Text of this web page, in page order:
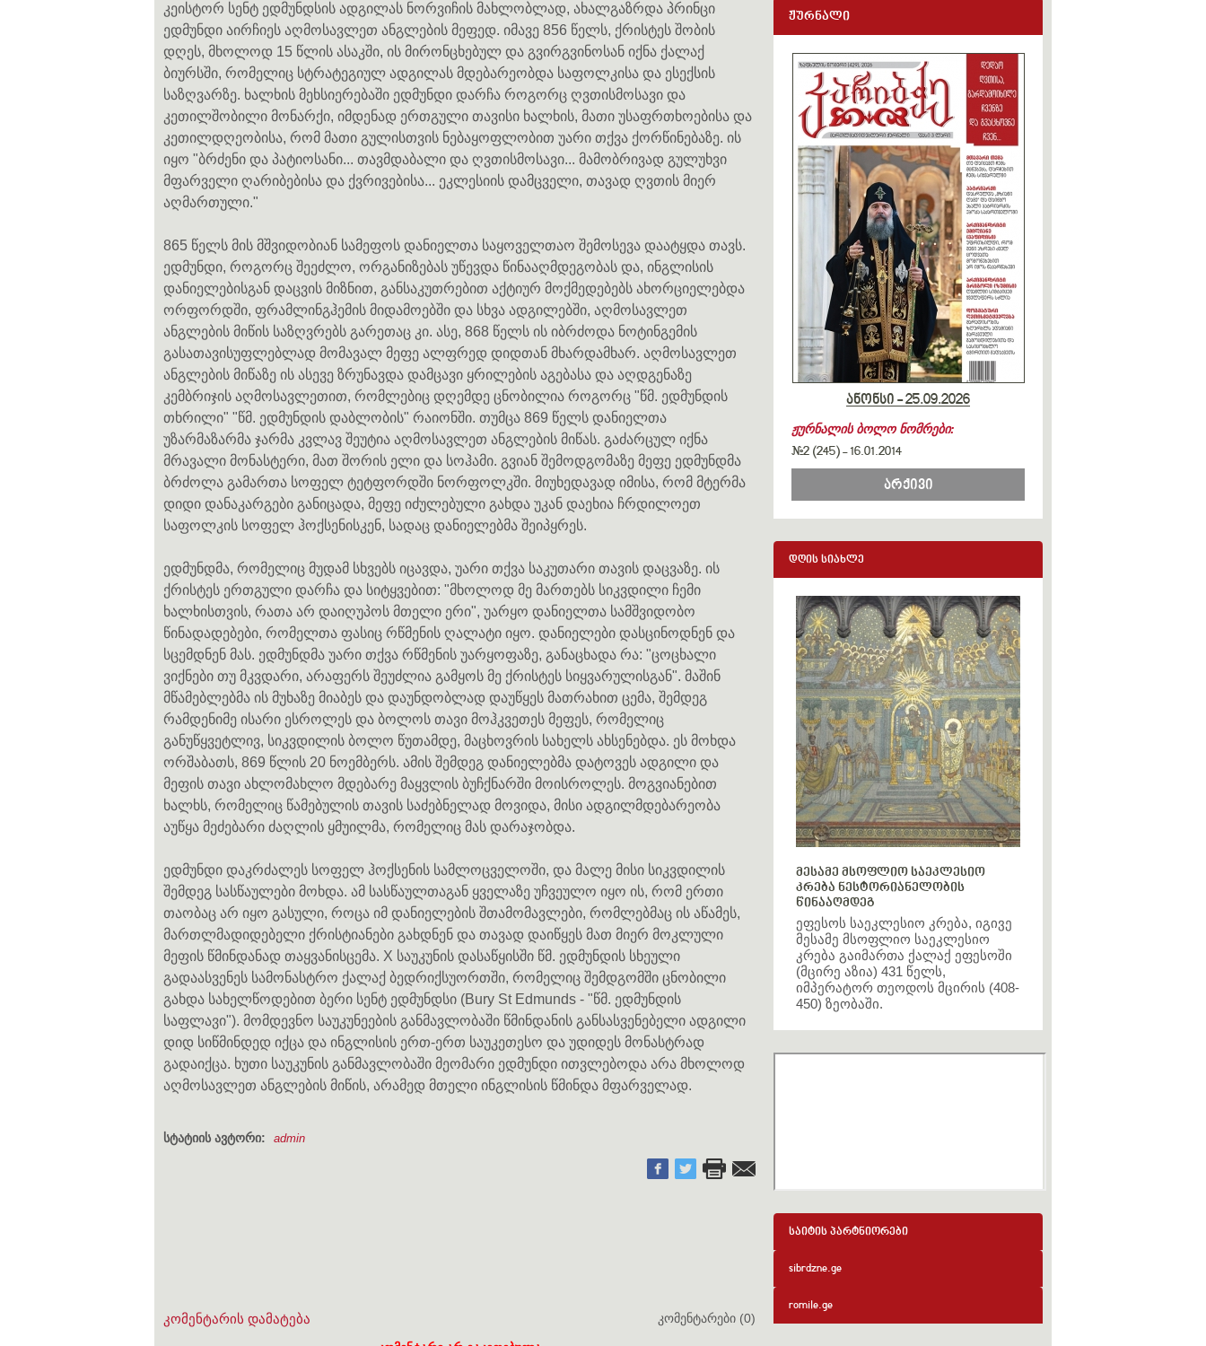
კეისტორ სენტ ედმუნდსის ადგილას ნორვიჩის მახლობლად, ახალგაზრდა პრინცი
ედმუნდი აირჩიეს აღმოსავლეთ ანგლების მეფედ. იმავე 856 წელს, ქრისტეს შობის
დღეს, მხოლოდ 15 წლის ასაკში, ის მირონცხებულ და გვირგვინოსან იქნა ქალაქ
ბიურსში, რომელიც სტრატეგიულ ადგილას მდებარეობდა საფოლკისა და ესექსის
საზღვარზე. ხალხის მეხსიერებაში ედმუნდი დარჩა როგორც ღვთისმოსავი და
კეთილშობილი მონარქი, იმდენად ერთგული თავისი ხალხის, მათი უსაფრთხოებისა და
კეთილდღეობისა, რომ მათი გულისთვის ნებაყოფლობით უარი თქვა ქორწინებაზე. ის
იყო "ბრძენი და პატიოსანი... თავმდაბალი და ღვთისმოსავი... მამობრივად გულუხვი
მფარველი ღარიბებისა და ქვრივებისა... ეკლესიის დამცველი, თავად ღვთის მიერ
აღმართული."
865 წელს მის მშვიდობიან სამეფოს დანიელთა საყოველთაო შემოსევა დაატყდა თავს.
ედმუნდი, როგორც შეეძლო, ორგანიზებას უწევდა წინააღმდეგობას და, ინგლისის
დანიელებისგან დაცვის მიზნით, განსაკუთრებით აქტიურ მოქმედებებს ახორციელებდა
ორფორდში, ფრამლინგჰემის მიდამოებში და სხვა ადგილებში, აღმოსავლეთ
ანგლების მიწის საზღვრებს გარეთაც კი. ასე, 868 წელს ის იბრძოდა ნოტინგემის
გასათავისუფლებლად მომავალ მეფე ალფრედ დიდთან მხარდამხარ. აღმოსავლეთ
ანგლების მიწაზე ის ასევე ზრუნავდა დამცავი ყრილების აგებასა და აღდგენაზე
კემბრიჯის აღმოსავლეთით, რომლებიც დღემდე ცნობილია როგორც "წმ. ედმუნდის
თხრილი" "წმ. ედმუნდის დაბლობის" რაიონში. თუმცა 869 წელს დანიელთა
უზარმაზარმა ჯარმა კვლავ შეუტია აღმოსავლეთ ანგლების მიწას. გაძარცულ იქნა
მრავალი მონასტერი, მათ შორის ელი და სოჰამი. გვიან შემოდგომაზე მეფე ედმუნდმა
ბრძოლა გამართა სოფელ ტეტფორდში ნორფოლკში. მიუხედავად იმისა, რომ მტერმა
დიდი დანაკარგები განიცადა, მეფე იძულებული გახდა უკან დაეხია ჩრდილოეთ
საფოლკის სოფელ ჰოქსენისკენ, სადაც დანიელებმა შეიპყრეს.
ედმუნდმა, რომელიც მუდამ სხვებს იცავდა, უარი თქვა საკუთარი თავის დაცვაზე. ის
ქრისტეს ერთგული დარჩა და სიტყვებით: "მხოლოდ მე მართებს სიკვდილი ჩემი
ხალხისთვის, რათა არ დაიღუპოს მთელი ერი", უარყო დანიელთა სამშვიდობო
წინადადებები, რომელთა ფასიც რწმენის ღალატი იყო. დანიელები დასცინოდნენ და
სცემდნენ მას. ედმუნდმა უარი თქვა რწმენის უარყოფაზე, განაცხადა რა: "ცოცხალი
ვიქნები თუ მკვდარი, არაფერს შეუძლია გამყოს მე ქრისტეს სიყვარულისგან". მაშინ
მწამებლებმა ის მუხაზე მიაბეს და დაუნდობლად დაუწყეს მათრახით ცემა, შემდეგ
რამდენიმე ისარი ესროლეს და ბოლოს თავი მოჰკვეთეს მეფეს, რომელიც
განუწყვეტლივ, სიკვდილის ბოლო წუთამდე, მაცხოვრის სახელს ახსენებდა. ეს მოხდა
ორშაბათს, 869 წლის 20 ნოემბერს. ამის შემდეგ დანიელებმა დატოვეს ადგილი და
მეფის თავი ახლომახლო მდებარე მაყვლის ბუჩქნარში მოისროლეს. მოგვიანებით
ხალხს, რომელიც წამებულის თავის საძებნელად მოვიდა, მისი ადგილმდებარეობა
აუწყა მეძებარი ძაღლის ყმუილმა, რომელიც მას დარაჯობდა.
ედმუნდი დაკრძალეს სოფელ ჰოქსენის სამლოცველოში, და მალე მისი სიკვდილის
შემდეგ სასწაულები მოხდა. ამ სასწაულთაგან ყველაზე უჩვეულო იყო ის, რომ ერთი
თაობაც არ იყო გასული, როცა იმ დანიელების შთამომავლები, რომლებმაც ის აწამეს,
მართლმადიდებელი ქრისტიანები გახდნენ და თავად დაიწყეს მათ მიერ მოკლული
მეფის წმინდანად თაყვანისცემა. X საუკუნის დასაწყისში წმ. ედმუნდის სხეული
გადაასვენეს სამონასტრო ქალაქ ბედრიქსუორთში, რომელიც შემდგომში ცნობილი
გახდა სახელწოდებით ბერი სენტ ედმუნდსი (Bury St Edmunds - "წმ. ედმუნდის
საფლავი"). მომდევნო საუკუნეების განმავლობაში წმინდანის განსასვენებელი ადგილი
დიდ სიწმინდედ იქცა და ინგლისის ერთ-ერთ საუკეთესო და უდიდეს მონასტრად
გადაიქცა. ხუთი საუკუნის განმავლობაში მეომარი ედმუნდი ითვლებოდა არა მხოლოდ
აღმოსავლეთ ანგლების მიწის, არამედ მთელი ინგლისის წმინდა მფარველად.
სტატიის ავტორი: admin
კომენტარის დამატება კომენტარები (0)
ჟურნალი
ანონსი - 25.09.2026
ჟურნალის ბოლო ნომრები:
#2 (245)-16.01.2014
არქივი
დღის სიახლე
მესამე მსოფლიო საეკლესიო
კრება ნესტორიანელობის
წინააღმდეგ
ეფესოს საეკლესიო კრება, იგივე
მესამე მსოფლიო საეკლესიო
კრება გაიმართა ქალაქ ეფესოში
(მცირე აზია) 431 წელს,
იმპერატორ თეოდოს მცირის (408-
450) ზეობაში.
საიტის პარტნიორები
sibrdzne.ge
romile.ge